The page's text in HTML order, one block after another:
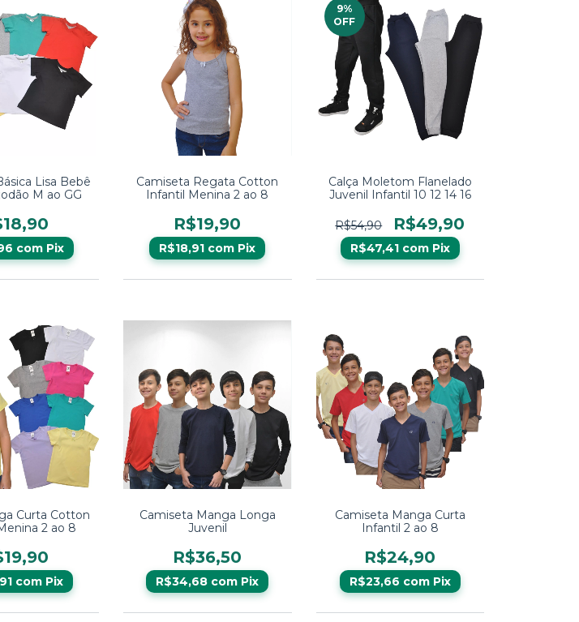
Lisa Bebê
M ao GG
com Pix
Camiseta Regata Cotton
Infantil Menina 2 ao 8
R$19,90
R$18,91 com Pix
9%
OFF
Calça Moletom Flanelado
Juvenil Infantil 10 12 14 16
R$54,90 R$49,90
R$47,41 com Pix
Curta Cotton
2 ao 8
com Pix
Camiseta Manga Longa
Juvenil
R$36,50
R$34,68 com Pix
Camiseta Manga Curta
Infantil 2 ao 8
R$24,90
R$23,66 com Pix